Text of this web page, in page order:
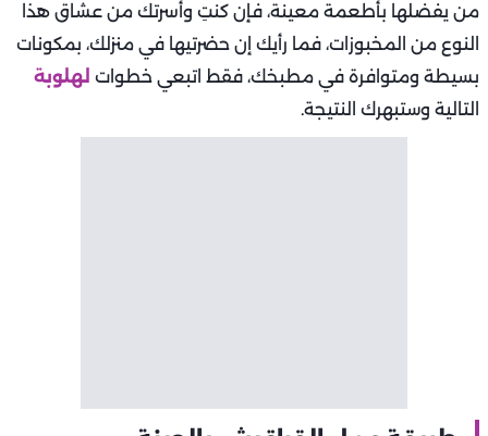
من يفضلها بأطعمة معينة، فإن كنتِ وأسرتك من عشاق هذا
النوع من المخبوزات، فما رأيك إن حضرتيها في منزلك، بمكونات
بسيطة ومتوافرة في مطبخك، فقط اتبعي خطوات لهلوبة
التالية وستبهرك النتيجة.